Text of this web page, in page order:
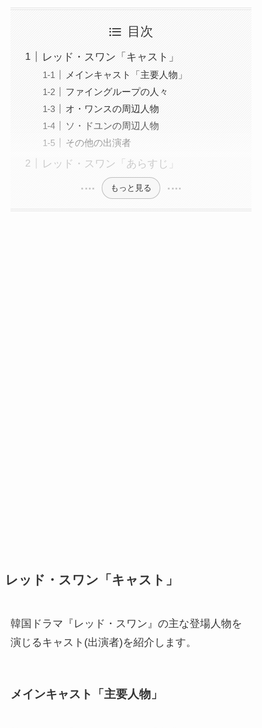
目次
レッド・スワン「キャスト」
メインキャスト「主要人物」
ファイングループの人々
オ・ワンスの周辺人物
ソ・ドユンの周辺人物
その他の出演者
レッド・スワン「あらすじ」
もっと見る
レッド・スワン「キャスト」
韓国ドラマ『レッド・スワン』の主な登場人物を
演じるキャスト(出演者)を紹介します。
メインキャスト「主要人物」